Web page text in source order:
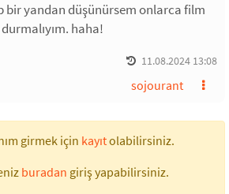
bir yandan düşünürsem onlarca film
haha!
11.08.2024 13:08
sojourant
girmek için kayıtolabilirsiniz.
buradan giriş yapabilirsiniz.